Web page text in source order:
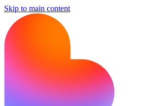
Skip to main content